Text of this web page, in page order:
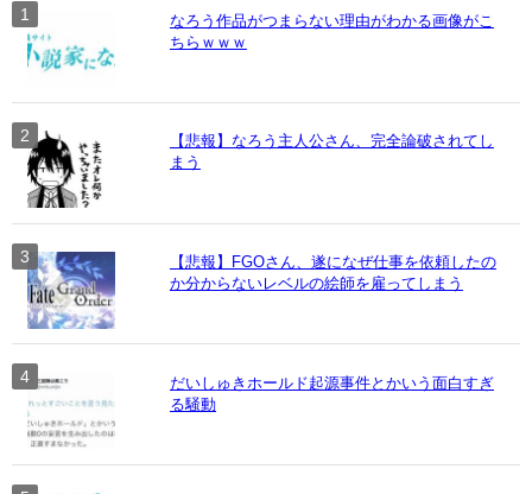
なろう作品がつまらない理由がわかる画像がこ
ちらｗｗｗ
【悲報】なろう主人公さん、完全論破されてし
まう
【悲報】FGOさん、遂になぜ仕事を依頼したの
か分からないレベルの絵師を雇ってしまう
だいしゅきホールド起源事件とかいう面白すぎ
る騒動